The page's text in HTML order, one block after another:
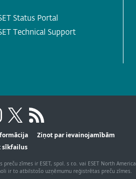
Status Portal
Technical Support
Ziņot par ievainojamībām
sīkfailus
zīmes ir ESET, spol. s r.o. vai ESET North America
ir to atbilstošo uzņēmumu reģistrētas preču zīmes.